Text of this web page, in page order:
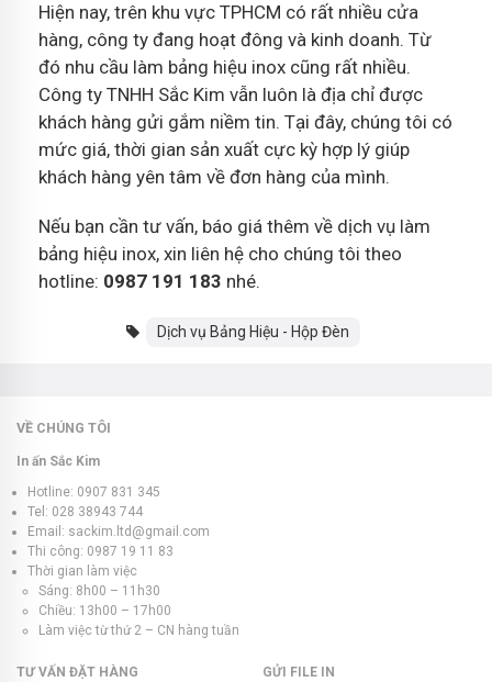
Hiện nay, trên khu vực TPHCM có rất nhiều cửa
hàng, công ty đang hoạt đông và kinh doanh. Từ
đó nhu cầu làm bảng hiệu inox cũng rất nhiều.
Công ty TNHH Sắc Kim vẫn luôn là địa chỉ được
khách hàng gửi gắm niềm tin. Tại đây, chúng tôi có
mức giá, thời gian sản xuất cực kỳ hợp lý giúp
khách hàng yên tâm về đơn hàng của mình.
Nếu bạn cần tư vấn, báo giá thêm về dịch vụ làm
bảng hiệu inox, xin liên hệ cho chúng tôi theo
hotline: 0987 191 183 nhé.
Dịch vụ Bảng Hiệu - Hộp Đèn
VỀ CHÚNG TÔI
In ấn Sắc Kim
Hotline: 0907 831 345
Tel: 028 38943 744
Email: sackim.ltd@gmail.com
Thi công: 0987 19 11 83
Thời gian làm việc
Sáng: 8h00 – 11h30
Chiều: 13h00 – 17h00
Làm việc từ thứ 2 – CN hàng tuần
TƯ VẤN ĐẶT HÀNG GỬI FILE IN